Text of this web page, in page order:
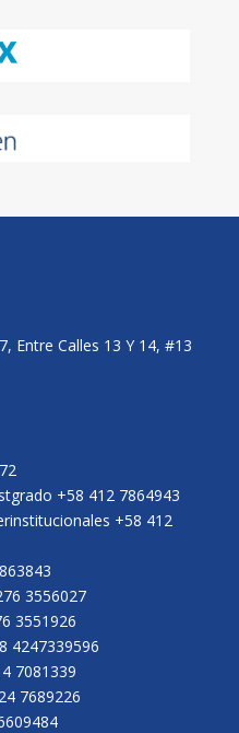
Entre Calles 13 Y 14, #13
+58 412 7864943
+58 412
3556027
3551926
4247339596
7081339
7689226